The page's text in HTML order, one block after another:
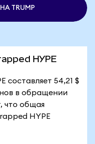
TRUMP
HYPE
составляет 54,21 $
в обращении
что общая
HYPE